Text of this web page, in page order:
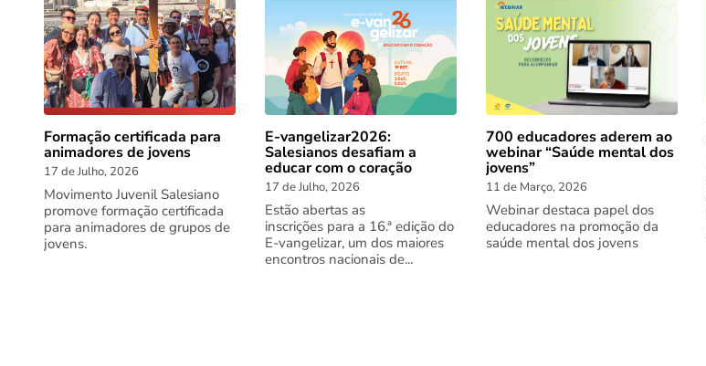
Formação certificada para
animadores de jovens
17 de Julho, 2026
Movimento Juvenil Salesiano
promove formação certificada
para animadores de grupos de
jovens.
E-vangelizar2026:
Salesianos desafiam a
educar com o coração
17 de Julho, 2026
Estão abertas as
inscrições para a 16.ª edição do
E-vangelizar, um dos maiores
encontros nacionais de...
700 educadores aderem ao
webinar “Saúde mental dos
jovens”
11 de Março, 2026
Webinar destaca papel dos
educadores na promoção da
saúde mental dos jovens